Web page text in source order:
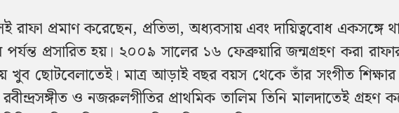
রাফা প্রমাণ করেছেন, প্রতিভা, অধ্যবসায় এবং দায়িত্ববোধ একসঙ্গে
প্রসারিত হয়। ২০০৯ সালের ১৬ ফেব্রুয়ারি জন্মগ্রহণ করা
ছোটবেলাতেই। মাত্র আড়াই বছর বয়স থেকে তাঁর সংগীত শিক্ষার
রবীন্দ্রসঙ্গীত ও নজরুলগীতির প্রাথমিক তালিম তিনি মালদাতেই গ্রহণ